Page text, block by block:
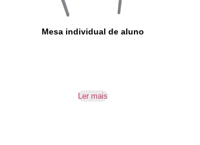
Mesa individual de aluno
Ler mais